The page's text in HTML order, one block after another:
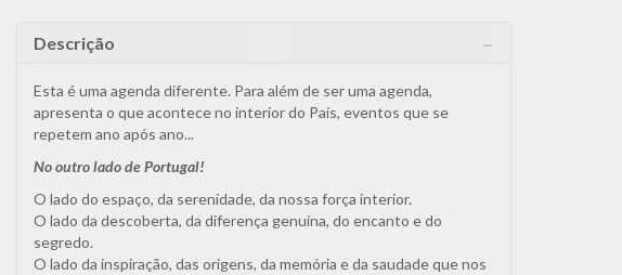
Descrição
Esta é uma agenda diferente. Para além de ser uma agenda,
apresenta o que acontece no interior do País, eventos que se
repetem ano após ano...
No outro lado de Portugal!
O lado do espaço, da serenidade, da nossa força interior.
O lado da descoberta, da diferença genuína, do encanto e do
segredo.
O lado da inspiração, das origens, da memória e da saudade que nos